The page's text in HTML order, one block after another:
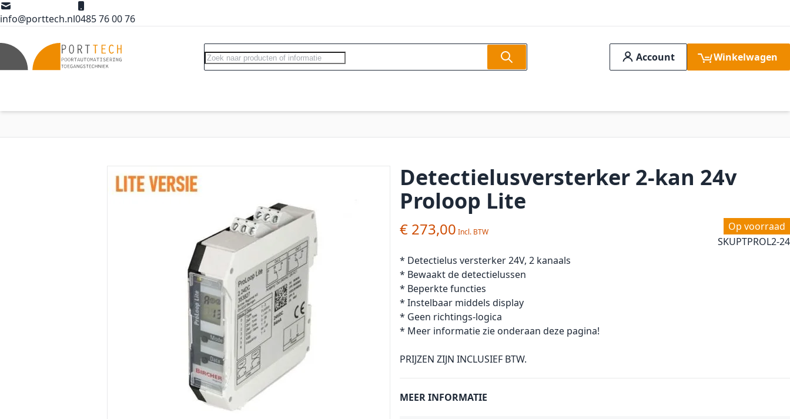
Ga naar de inhoud
info@porttech.nl0485 76 00 76
Search Search Account Winkelwagen
Detectielusversterker 2-kan 24v
Proloop Lite
Op voorraad
SKUPTPROL2-24
€ 273,00
* Detectielus versterker 24V, 2 kanaals
* Bewaakt de detectielussen
* Beperkte functies
* Instelbaar middels display
* Geen richtings-logica
* Meer informatie zie onderaan deze pagina!
PRIJZEN ZIJN INCLUSIEF BTW.
MEER INFORMATIE